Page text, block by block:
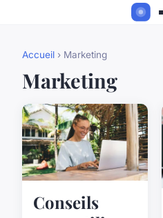
Accueil › Marketing
Marketing
Conseils